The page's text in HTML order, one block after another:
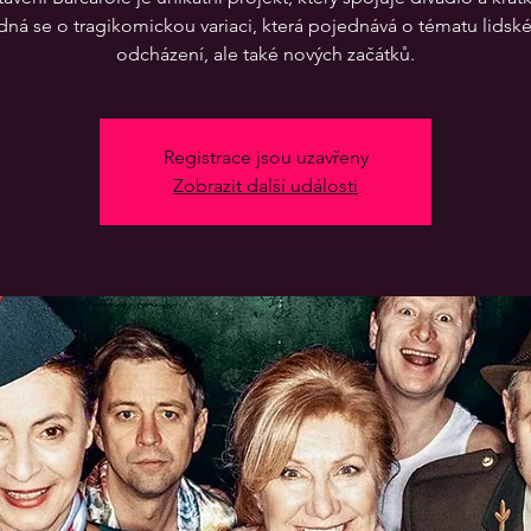
se o tragikomickou variaci, která pojednává o tématu
Registrace jsou uzavřeny
Zobrazit další události